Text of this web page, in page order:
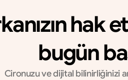
hak
bugün
Cironuzu ve dijital bilinirliğinizi